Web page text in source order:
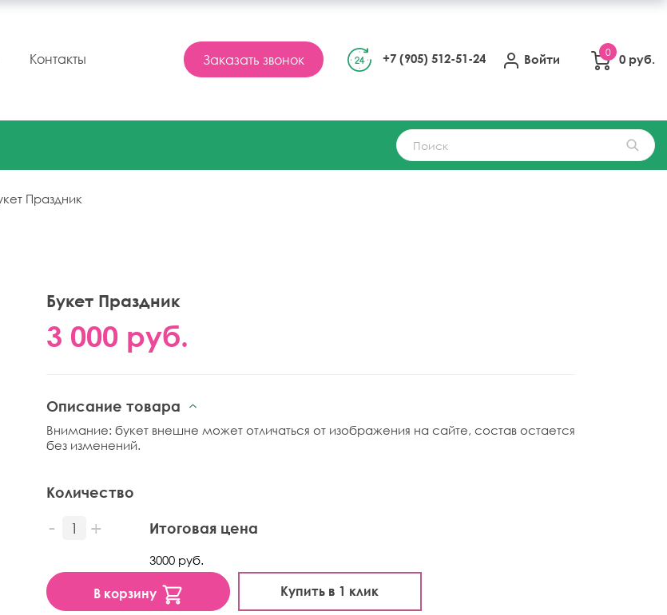
Контакты Заказать звонок +7 (905) 512-51-24 Войти 0 0 руб.
Праздник
Букет Праздник
3 000 руб.
Описание товара
Внимание: букет внешне может отличаться от изображения на сайте, состав остается
без изменений.
Количество
Итоговая цена
3000 руб.
Купить в 1 клик
В корзину